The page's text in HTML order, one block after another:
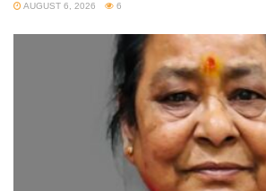
AUGUST 6, 2026 6